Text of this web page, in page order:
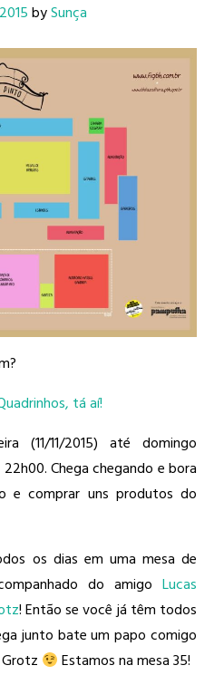
bySunça
tá aí!
(11/11/2015) até domingo
Chega chegando e bora
e comprar uns produtos do
os dias em uma mesa de
do amigo Lucas
​! Então se você já têm todos
junto bate um papo comigo
Estamos na mesa 35!